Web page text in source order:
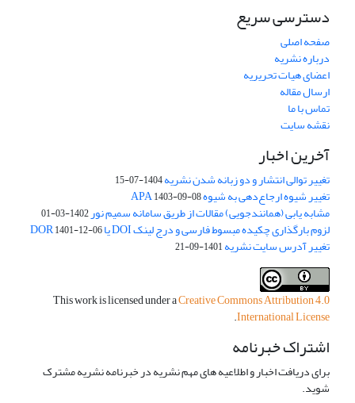
دسترسی سریع
صفحه اصلی
درباره نشریه
اعضای هیات تحریریه
ارسال مقاله
تماس با ما
نقشه سایت
آخرین اخبار
تغییر توالی انتشار و دو زبانه شدن نشریه1404-07-15
تغییر شیوه ارجاع‌دهی به شیوه APA1403-09-08
مشابه یابی (همانندجویی) مقالات از طریق سامانه سمیم نور1402-03-01
لزوم بارگذاری چکیده مبسوط فارسی و درج لینک DOI یا DOR 1401-12-06
تغییر آدرس سایت نشریه1401-09-21
This work is licensed under aCreative Commons Attribution 4.0
International License
.
اشتراک خبرنامه
برای دریافت اخبار و اطلاعیه های مهم نشریه در خبرنامه نشریه مشترک
شوید.